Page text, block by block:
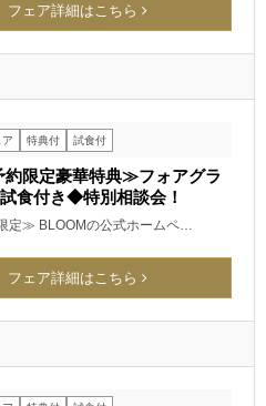
フェア詳細はこちら
特典付 試食付
限定豪華特典≫フォアグラ
食付き◆特別相談会！
定≫ BLOOMの公式ホームペ…
フェア詳細はこちら